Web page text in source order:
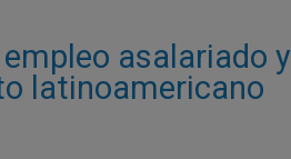
asalariado y
latinoamericano